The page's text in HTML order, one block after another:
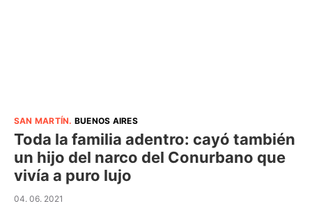
SAN MARTÍN. BUENOS AIRES
Toda la familia adentro: cayó también
un hijo del narco del Conurbano que
vivía a puro lujo
04. 06. 2021